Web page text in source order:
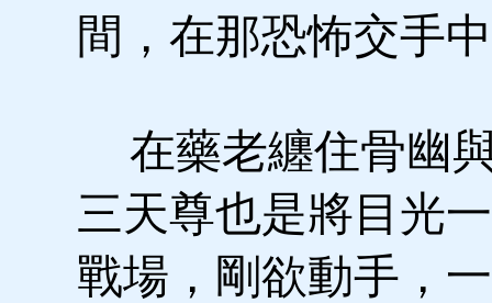
間，在那恐怖交手
在藥老纏住骨幽
三天尊也是將目光
戰場，剛欲動手，